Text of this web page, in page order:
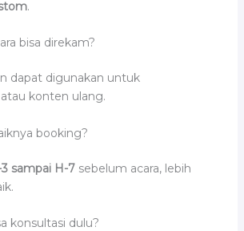
.
bisa direkam?
dapat digunakan untuk
konten ulang.
booking?
3 sampai H-7sebelum acara, lebih
konsultasi dulu?